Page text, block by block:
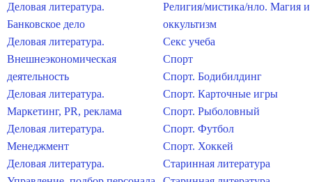
Деловая литература.
Банковское дело
Деловая литература.
Внешнеэкономическая
деятельность
Деловая литература.
Маркетинг, PR, реклама
Деловая литература.
Менеджмент
Деловая литература.
Религия/мистика/нло. Магия и
оккультизм
Секс учеба
Спорт
Спорт. Бодибилдинг
Спорт. Карточные игры
Спорт. Рыболовный
Спорт. Футбол
Спорт. Хоккей
Старинная литература